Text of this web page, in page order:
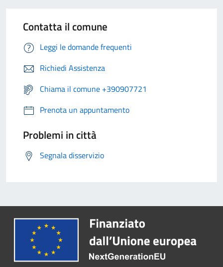
Contatta il comune
Leggi le domande frequenti
Richiedi Assistenza
Chiama il comune +390907721
Prenota un appuntamento
Problemi in città
Segnala disservizio